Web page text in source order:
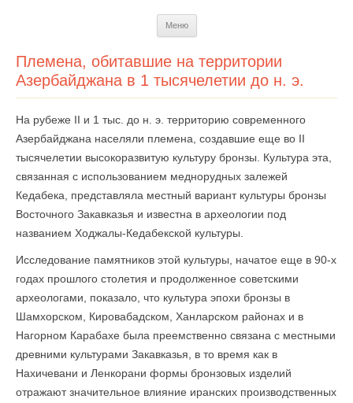
Меню
Племена, обитавшие на территории
Азербайджана в 1 тысячелетии до н. э.
На рубеже II и 1 тыс. до н. э. территорию современного
Азербайджана населяли племена, создавшие еще во II
тысячелетии высокоразвитую культуру бронзы. Культура эта,
связанная с использованием медно­рудных залежей
Кедабека, представляла местный вариант культуры бронзы
Восточного Закавказья и известна в археологии под
названием Ходжалы-Кедабекской культуры.
Исследование памятников этой культуры, начатое еще в 90-х
годах прошлого столетия и продолженное советскими
археологами, показало, что культура эпохи бронзы в
Шамхорском, Кировабадском, Ханларском районах и в
Нагорном Карабахе была преемственно связана с местными
древними культурами Закавказья, в то время как в
Нахичевани и Ленкорани формы бронзовых изделий
отражают значительное влияние иранских производственных